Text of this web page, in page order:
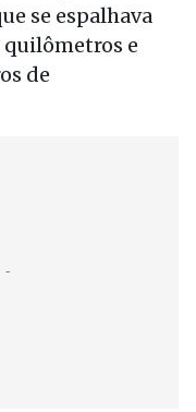
se espalhava
e
de